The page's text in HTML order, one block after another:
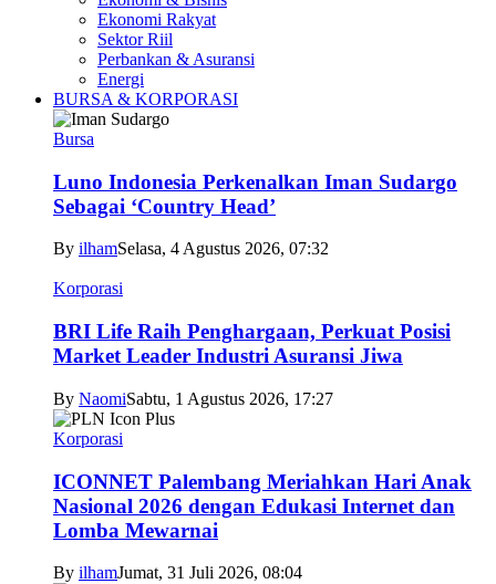
Ekonomi Rakyat
Sektor Riil
Perbankan & Asuransi
Energi
BURSA & KORPORASI
Bursa
Luno Indonesia Perkenalkan Iman Sudargo
Sebagai ‘Country Head’
By ilhamSelasa, 4 Agustus 2026, 07:32
Korporasi
BRI Life Raih Penghargaan, Perkuat Posisi
Market Leader Industri Asuransi Jiwa
By NaomiSabtu, 1 Agustus 2026, 17:27
Korporasi
ICONNET Palembang Meriahkan Hari Anak
Nasional 2026 dengan Edukasi Internet dan
Lomba Mewarnai
By ilhamJumat, 31 Juli 2026, 08:04